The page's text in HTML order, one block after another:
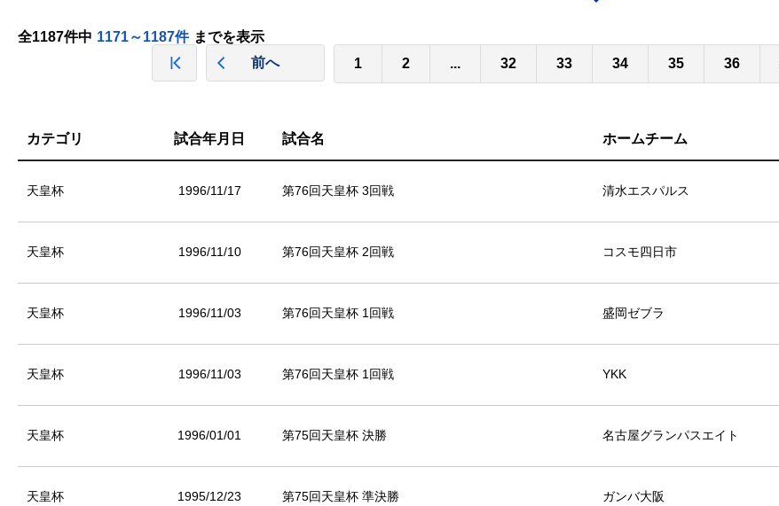
全1187件中 1171～1187件 までを表示
前へ
1 2 ... 32 33 34 35 36
カテゴリ 試合年月日 試合名 ホームチーム
天皇杯 1996/11/17 第76回天皇杯 3回戦 清水エスパルス
天皇杯 1996/11/10 第76回天皇杯 2回戦 コスモ四日市
天皇杯 1996/11/03 第76回天皇杯 1回戦 盛岡ゼブラ
天皇杯 1996/11/03 第76回天皇杯 1回戦 YKK
天皇杯 1996/01/01 第75回天皇杯 決勝 名古屋グランパスエイト
天皇杯 1995/12/23 第75回天皇杯 準決勝 ガンバ大阪